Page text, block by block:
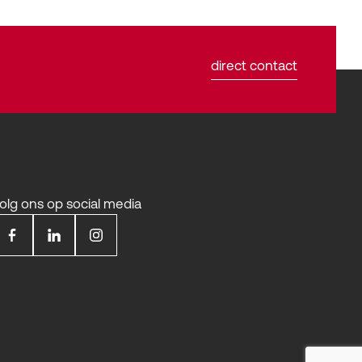
direct contact
ons op social media